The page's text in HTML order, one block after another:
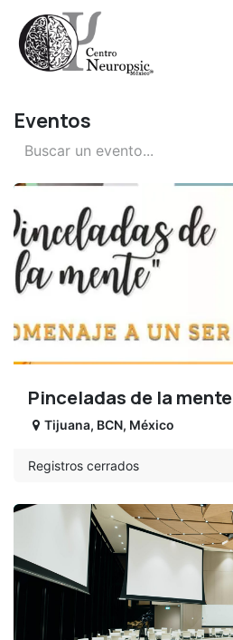
Ir al contenido
Eventos
Pinceladas de la mente
Tijuana, BCN, México
Registros cerrados